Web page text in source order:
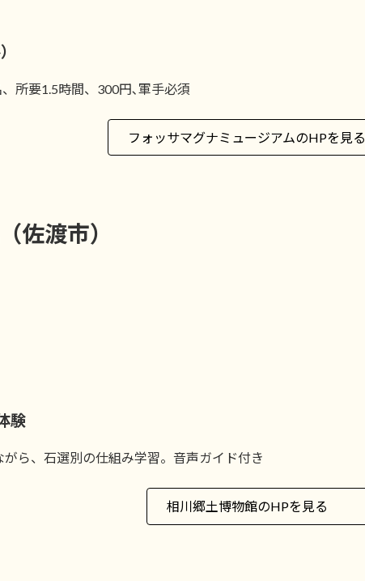
所要1.5時間、300円､軍手必須
フォッサマグナミュージアムのHPを見る
佐渡市）
験
ら、石選別の仕組み学習。音声ガイド付き
相川郷土博物館のHPを見る